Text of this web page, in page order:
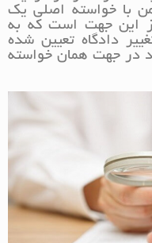
با خواسته اصلی یک
این جهت است که به
دادگاه تعیین شده
در جهت همان خواسته